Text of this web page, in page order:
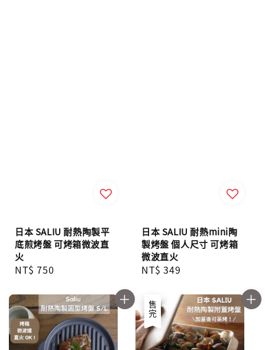
日本 SALIU 耐熱陶製平
底煎烤盤 可烤箱微波直
火
Regular
NT$ 750
日本 SALIU 耐熱mini陶
製烤盤 個人尺寸 可烤箱
微波直火
Regular
NT$ 349
售完